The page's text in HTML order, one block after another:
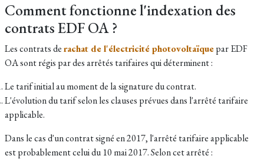
Comment fonctionne l'indexation des
contrats EDF OA ?
Les contrats derachat de l'électricité photovoltaïquepar EDF
OA sont régis par des arrêtés tarifaires qui déterminent :
Le tarif initial au moment de la signature du contrat.
L'évolution du tarif selon les clauses prévues dans l'arrêté tarifaire
applicable.
Dans le cas d'un contrat signé en 2017, l'arrêté tarifaire applicable
est probablement celui du 10 mai 2017. Selon cet arrêté :